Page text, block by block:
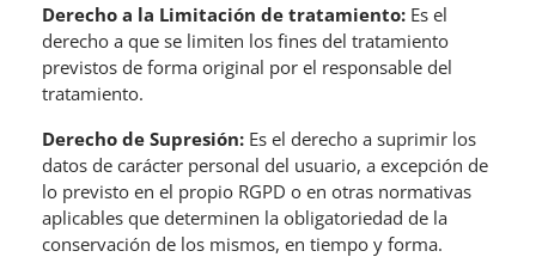
Derecho a la Limitación de tratamiento: Es el
derecho a que se limiten los fines del tratamiento
previstos de forma original por el responsable del
tratamiento.
Derecho de Supresión: Es el derecho a suprimir los
datos de carácter personal del usuario, a excepción de
lo previsto en el propio RGPD o en otras normativas
aplicables que determinen la obligatoriedad de la
conservación de los mismos, en tiempo y forma.